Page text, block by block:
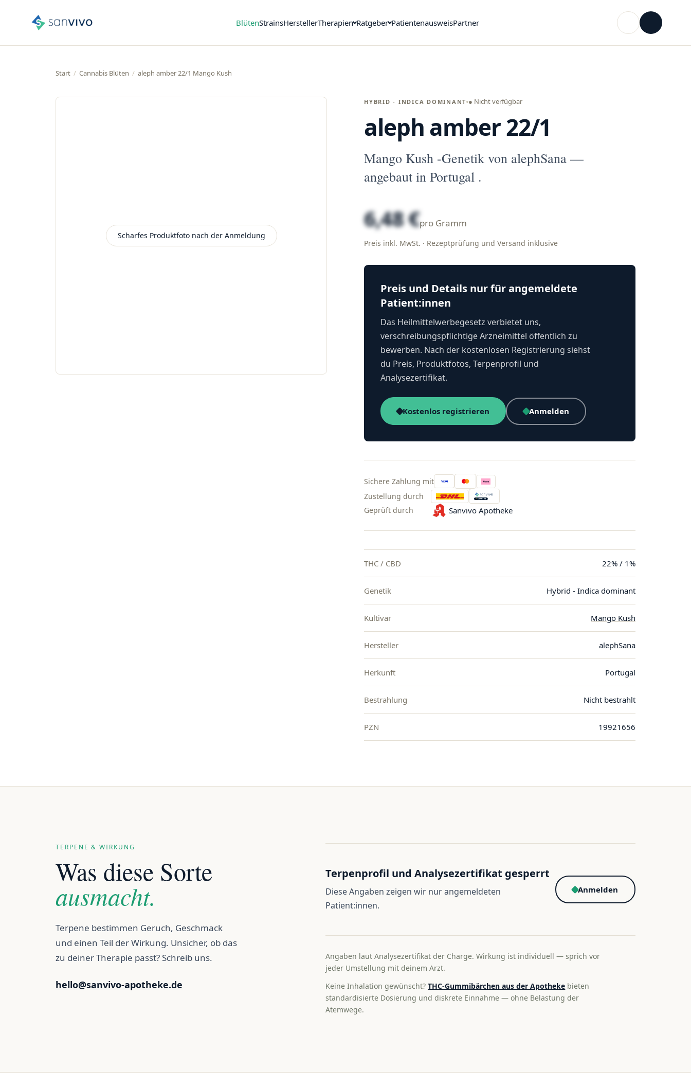
BlütenStrainsHerstellerTherapien Ratgeber PatientenausweisPartner
Start / Cannabis Blüten / aleph amber 22/1 Mango Kush
Scharfes Produktfoto nach der Anmeldung
HYBRID - INDICA DOMINANT ● Nicht verfügbar
aleph amber 22/1
Mango Kush -Genetik von alephSana —
angebaut in Portugal .
6,48 €pro Gramm
Preis inkl. MwSt. · Rezeptprüfung und Versand inklusive
Preis und Details nur für angemeldete
Patient:innen
Das Heilmittelwerbegesetz verbietet uns,
verschreibungspflichtige Arzneimittel öffentlich zu
bewerben. Nach der kostenlosen Registrierung siehst
du Preis, Produktfotos, Terpenprofil und
Analysezertifikat.
Kostenlos registrieren Anmelden
Sichere Zahlung mit
Zustellung durch
Geprüft durch
Sanvivo Apotheke
THC / CBD 22% / 1%
Genetik Hybrid - Indica dominant
Kultivar Mango Kush
Hersteller alephSana
Herkunft Portugal
Bestrahlung Nicht bestrahlt
PZN 19921656
TERPENE & WIRKUNG
Was diese Sorte
ausmacht.
Terpene bestimmen Geruch, Geschmack
und einen Teil der Wirkung. Unsicher, ob das
zu deiner Therapie passt? Schreib uns.
hello@sanvivo-apotheke.de
Terpenprofil und Analysezertifikat gesperrt
Diese Angaben zeigen wir nur angemeldeten
Patient:innen.
Anmelden
Angaben laut Analysezertifikat der Charge. Wirkung ist individuell — sprich vor
jeder Umstellung mit deinem Arzt.
Keine Inhalation gewünscht?THC-Gummibärchen aus der Apotheke bieten
standardisierte Dosierung und diskrete Einnahme — ohne Belastung der
Atemwege.